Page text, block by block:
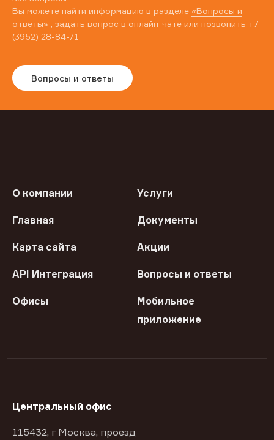
Вы можете найти информацию в разделе «Вопросы и
ответы» , задать вопрос в онлайн-чате или позвонить +7
(3952) 28-84-71
Вопросы и ответы
О компании Услуги
Главная Документы
Карта сайта Акции
API Интеграция Вопросы и ответы
Офисы
Мобильное
приложение
Центральный офис
115432, г Москва, проезд